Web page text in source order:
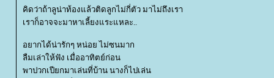
คิดว่าถ้าลูน่าท้องแล้วติดลูกไม่กี่ตัว มาไม่ถึงเรา
เราก็อาจจะมาหาเลี้ยงแระแหละ..
อยากได้น่ารักๆ หน่อย ไม่ซนมาก
ลืมเล่าให้ฟัง เมื่ออาทิตย์ก่อน
พาปวกเปียกมาเล่นที่บ้าน นางก็ไปเล่น